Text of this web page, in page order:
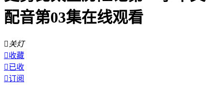
配音第03集在线观看
 关灯
收藏
已收
订阅